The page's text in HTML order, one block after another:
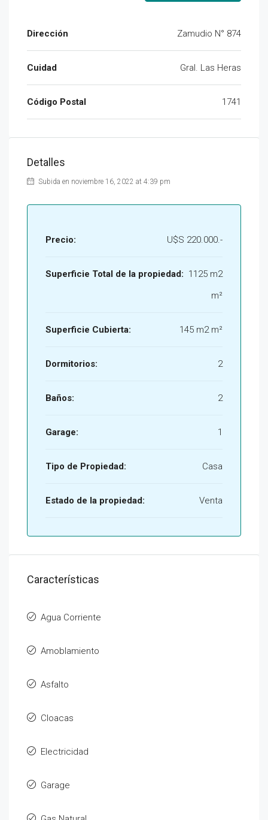
Dirección Zamudio N° 874
Cuidad Gral. Las Heras
Código Postal 1741
Detalles
Subida en noviembre 16, 2022 at 4:39 pm
Precio: U$S 220.000.-
Superficie Total de la propiedad: 1125 m2
m²
Superficie Cubierta: 145 m2 m²
Dormitorios: 2
Baños: 2
Garage: 1
Tipo de Propiedad: Casa
Estado de la propiedad: Venta
Características
Agua Corriente
Amoblamiento
Asfalto
Cloacas
Electricidad
Garage